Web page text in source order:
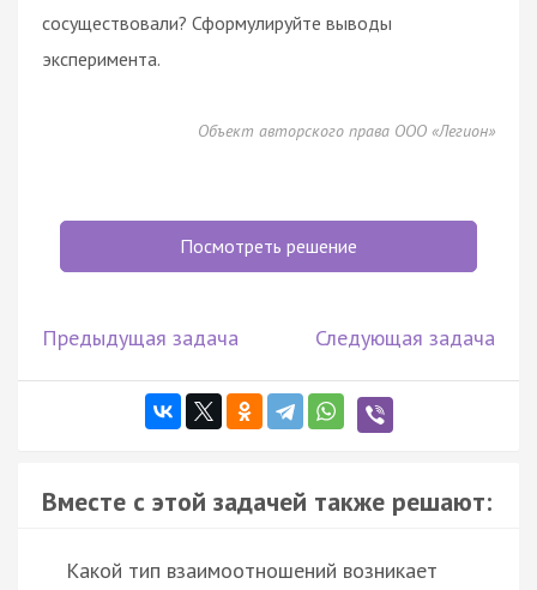
сосуществовали? Сформулируйте выводы
эксперимента.
Объект авторского права ООО «Легион»
Посмотреть решение
Предыдущая задача Следующая задача
Вместе с этой задачей также решают:
Какой тип взаимоотношений возникает